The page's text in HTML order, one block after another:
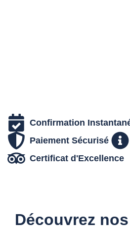
Confirmation
Paiement Sécurisé
Certificat d'Excellence
Découvrez